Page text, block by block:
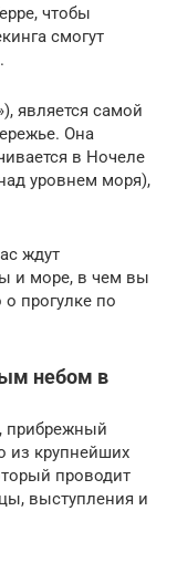
чтобы
смогут
является самой
Она
в Ночеле
уровнем моря),
ждут
и море, в чем вы
прогулке по
небом в
прибрежный
из крупнейших
проводит
выступления и